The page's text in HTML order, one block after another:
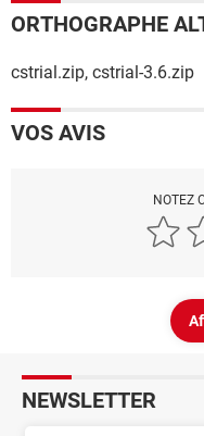
ORTHOGRAPHE
cstrial.zip, cstrial-3.6.zip
VOS AVIS
NOTEZ
NEWSLETTER